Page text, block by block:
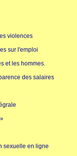
violences
sur l'emploi
et les hommes.
des salaires
sexuelle en ligne